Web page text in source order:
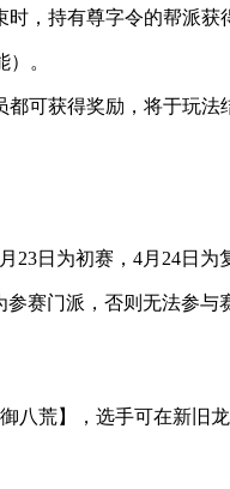
持有尊字令的帮派获
。
可获得奖励，将于玩法
日为初赛，4月24日为
门派，否则无法参与
荒】，选手可在新旧龙